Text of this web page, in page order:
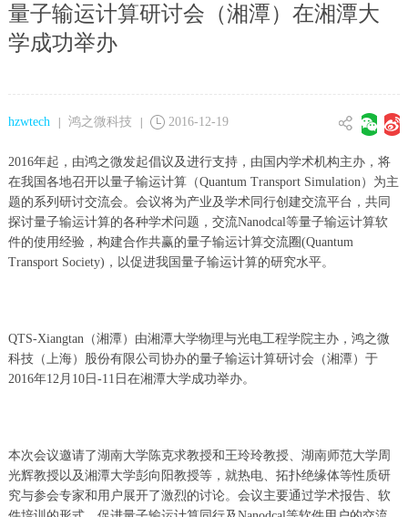
量子输运计算研讨会（湘潭）在湘潭大
学成功举办
hzwtech | 鸿之微科技 | 2016-12-19
2016年起，由鸿之微发起倡议及进行支持，由国内学术机构主办，将
在我国各地召开以量子输运计算（Quantum Transport Simulation）为主
题的系列研讨交流会。会议将为产业及学术同行创建交流平台，共同
探讨量子输运计算的各种学术问题，交流Nanodcal等量子输运计算软
件的使用经验，构建合作共赢的量子输运计算交流圈(Quantum
Transport Society)，以促进我国量子输运计算的研究水平。
QTS-Xiangtan（湘潭）由湘潭大学物理与光电工程学院主办，鸿之微
科技（上海）股份有限公司协办的量子输运计算研讨会（湘潭）于
2016年12月10日-11日在湘潭大学成功举办。
本次会议邀请了湖南大学陈克求教授和王玲玲教授、湖南师范大学周
光辉教授以及湘潭大学彭向阳教授等，就热电、拓扑绝缘体等性质研
究与参会专家和用户展开了激烈的讨论。会议主要通过学术报告、软